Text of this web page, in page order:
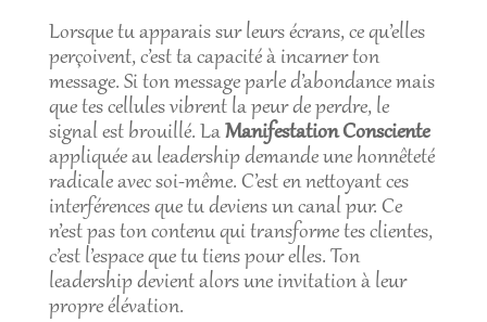
Lorsque tu apparais sur leurs écrans, ce qu’elles
perçoivent, c’est ta capacité à incarner ton
message. Si ton message parle d’abondance mais
que tes cellules vibrent la peur de perdre, le
signal est brouillé. LaManifestation Consciente
appliquée au leadership demande une honnêteté
radicale avec soi-même. C’est en nettoyant ces
interférences que tu deviens un canal pur. Ce
n’est pas ton contenu qui transforme tes clientes,
c’est l’espace que tu tiens pour elles. Ton
leadership devient alors une invitation à leur
propre élévation.